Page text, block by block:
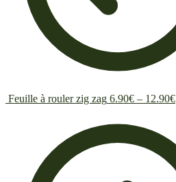
Feuille à rouler zig zag 6.90€ – 12.90€